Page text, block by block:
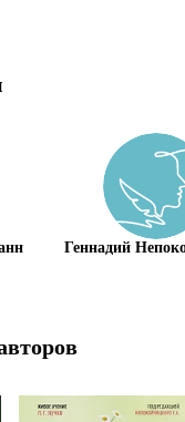
Геннадий